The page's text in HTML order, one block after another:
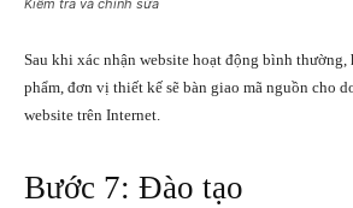
Kiểm tra và chỉnh sửa
Sau khi xác nhận website hoạt động bình thường,
phẩm, đơn vị thiết kế sẽ bàn giao mã nguồn cho
website trên Internet.
Bước 7: Đào tạo